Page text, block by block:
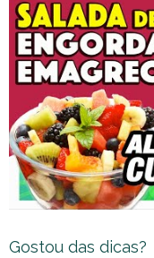
Gostou das dicas?